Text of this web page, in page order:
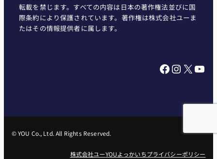
転載を禁じます。すべての内容は日本の著作権法並びに国
際条約により保護されています。著作権は株式会社ユーま
たはその情報提供者に属します。
Facebook InstagramX YouTube
© YOU Co., Ltd. All Rights Reserved.
株式会社ユーYOUよっかいちプライバシーポリシー